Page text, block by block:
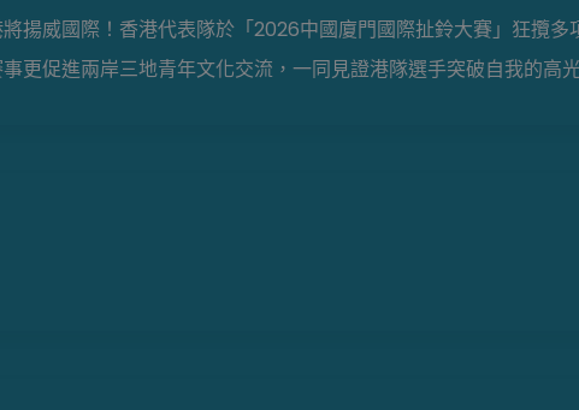
將揚威國際！香港代表隊於「2026中國廈門國際扯鈴大賽」狂攬
更促進兩岸三地青年文化交流，一同見證港隊選手突破自我的高